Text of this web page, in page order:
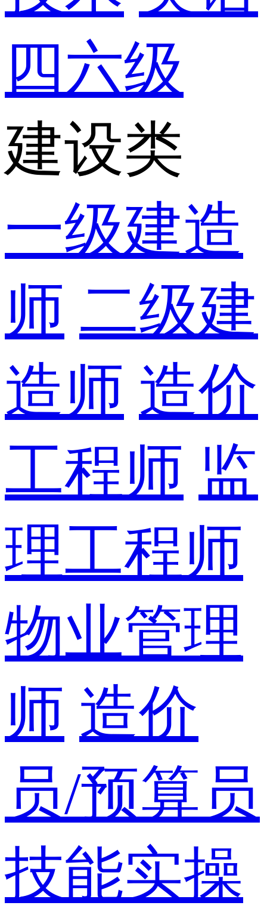
四六级
建设类
一级建造
师 二级建
造师 造价
工程师 监
理工程师
物业管理
师 造价
员/预算员
技能实操